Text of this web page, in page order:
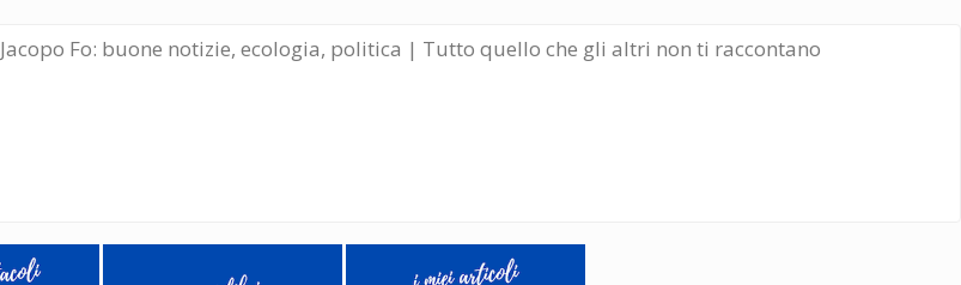
Jacopo Fo: buone notizie, ecologia, politica | Tutto quello che gli altri non ti raccontano